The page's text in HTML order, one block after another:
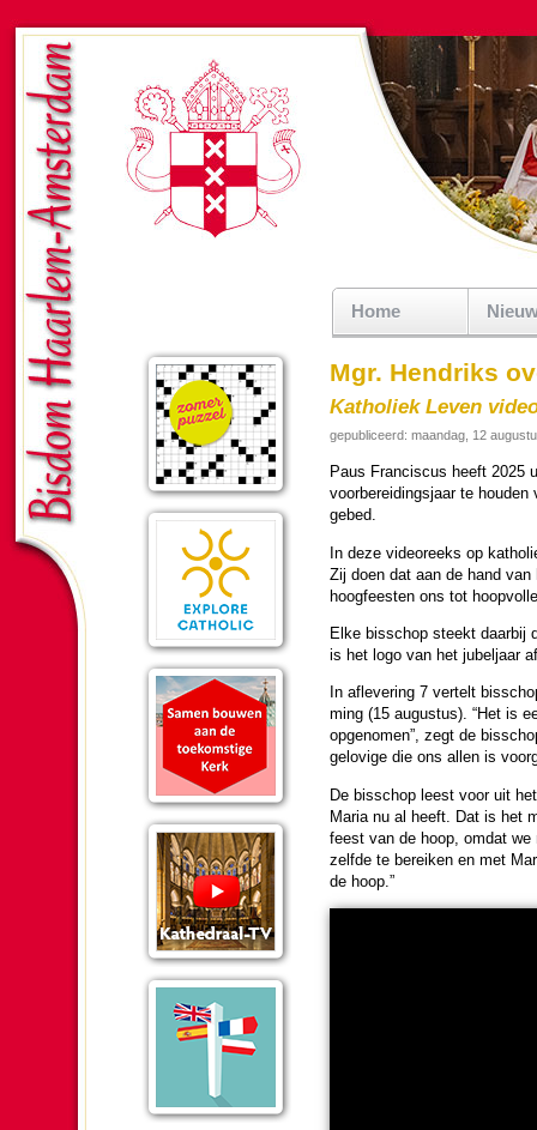
Home
Mgr. Hendriks
Katholiek Leven
gepubliceerd: maandag, 12
Paus Fran­cis­cus heeft 2025
voor­be­rei­dings­jaar te
gebed.
In deze videoreeks op
Zij doen dat aan de hand
hoog­feesten ons tot
Elke bis­schop steekt daarbij
is het logo van het jubel­jaar
In afleve­ring 7 ver­telt
ming (15 au­gus­tus). “Het is
opgeno­men”, zegt de
gelo­vi­ge die ons allen is
De bis­schop leest voor uit
Maria nu al heeft. Dat is het
feest van de hoop, omdat
zelfde te bereiken en met
de hoop.”